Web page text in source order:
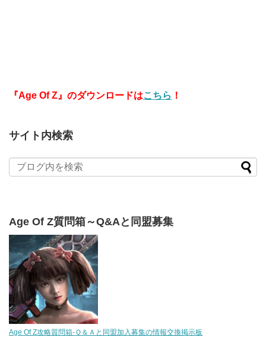
『Age Of Z』のダウンロードはこちら ！
サイト内検索
Age Of Z質問箱～Q&Aと同盟募集
Age Of Z攻略質問箱-Ｑ＆Ａと同盟加入募集の情報交換掲示板